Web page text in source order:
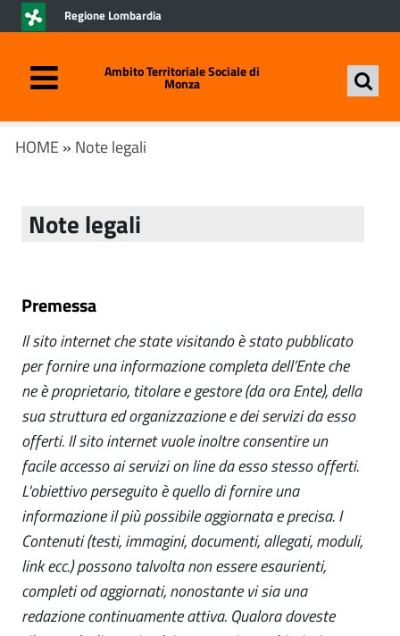
Regione Lombardia
Ambito Territoriale Sociale di
Monza
HOME » Note legali
Note legali
Premessa
Il sito internet che state visitando è stato pubblicato
per fornire una informazione completa dell’Ente che
ne è proprietario, titolare e gestore (da ora Ente), della
sua struttura ed organizzazione e dei servizi da esso
offerti. Il sito internet vuole inoltre consentire un
facile accesso ai servizi on line da esso stesso offerti.
L'obiettivo perseguito è quello di fornire una
informazione il più possibile aggiornata e precisa. I
Contenuti (testi, immagini, documenti, allegati, moduli,
link ecc.) possono talvolta non essere esaurienti,
completi od aggiornati, nonostante vi sia una
redazione continuamente attiva. Qualora doveste